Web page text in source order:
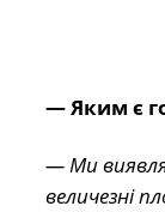
— Яким є
— Ми
величезні